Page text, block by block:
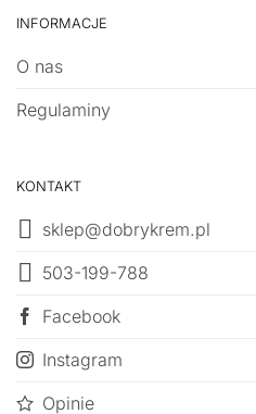
INFORMACJE
O nas
Regulaminy
KONTAKT
sklep@dobrykrem.pl
503-199-788
Facebook
Instagram
Opinie